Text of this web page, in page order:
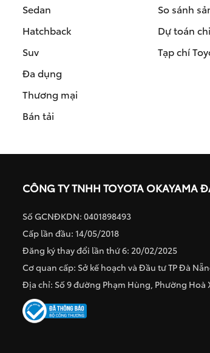
Sedan
Hatchback
Suv
Đa dụng
Thương mại
Bán tải
So sánh
Dự toán
Tạp chí
CÔNG TY TNHH TOYOTA OKAYAMA
Số GCNĐKDN: 0401898493
Cấp lần đầu: 14/05/2018
Đăng ký thay đổi lần thứ 6: 20/02/2025
Cơ quan cấp: Sở kế hoạch và Đầu tư TP Đà
Địa chỉ: Số 9 đường Phạm Hùng, Phường